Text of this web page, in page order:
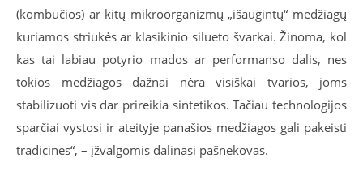
(kombučios) ar kitų mikroorganizmų „išaugintų“ medžiagų
kuriamos striukės ar klasikinio silueto švarkai. Žinoma, kol
kas tai labiau potyrio mados ar performanso dalis, nes
tokios medžiagos dažnai nėra visiškai tvarios, joms
stabilizuoti vis dar prireikia sintetikos. Tačiau technologijos
sparčiai vystosi ir ateityje panašios medžiagos gali pakeisti
tradicines“, – įžvalgomis dalinasi pašnekovas.